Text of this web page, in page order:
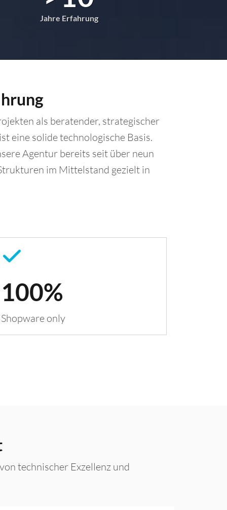
Jahre Erfahrung
als beratender, strategischer
eine solide technologische Basis.
Agentur bereits seit über neun
im Mittelstand gezielt in
100%
Shopware only
technischer Exzellenz und